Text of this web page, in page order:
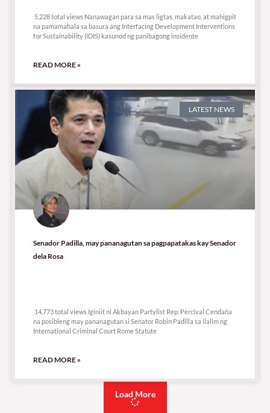
5,228 total views Nanawagan para sa mas ligtas, makatao, at mahigpit
na pamamahala sa basura ang Interfacing Development Interventions
for Sustainability (IDIS) kasunod ng panibagong insidente
READ MORE »
LATEST NEWS
Senador Padilla, may pananagutan sa pagpapatakas kay Senador
dela Rosa
14,773 total views Iginiit ni Akbayan Partylist Rep. Percival Cendaña
na posibleng may pananagutan si Senator Robin Padilla sa ilalim ng
International Criminal Court Rome Statute
READ MORE »
Load More